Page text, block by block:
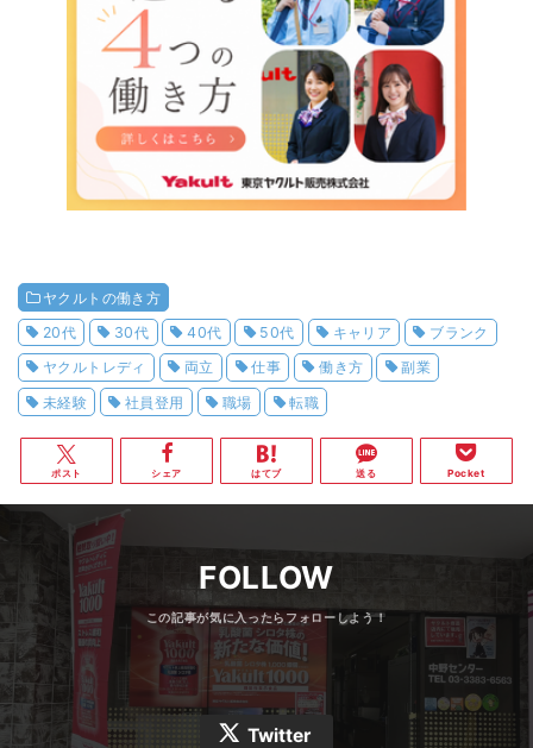
ヤクルトの働き方
20代
30代 40代 50代 キャリア
ブランク
ヤクルトレディ
両立 仕事 働き方
副業
未経験
社員登用 職場 転職
ポスト シェア はてブ 送る Pocket
FOLLOW
Twitter